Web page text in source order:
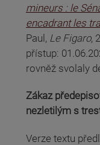
mineurs : le
encadrant les
(odkaz je externí)
Paul, Le Figaro,
přístup:
rovněž svolaly
Zákaz
nezletilým s
Verze textu